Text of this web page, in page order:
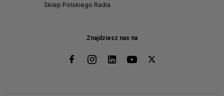
Znajdziesz nas na
Sklep Polskiego Radia